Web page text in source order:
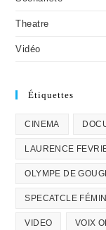
Theatre
Vidéo
Étiquettes
CINEMA
LAURENCE
OLYMPE DE
SPECATCLE
VIDEO VOIX